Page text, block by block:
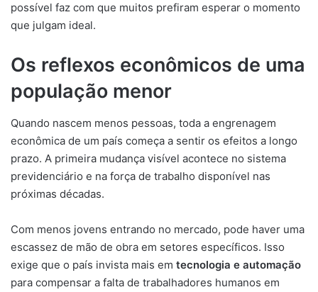
possível faz com que muitos prefiram esperar o momento
que julgam ideal.
Os reflexos econômicos de uma
população menor
Quando nascem menos pessoas, toda a engrenagem
econômica de um país começa a sentir os efeitos a longo
prazo. A primeira mudança visível acontece no sistema
previdenciário e na força de trabalho disponível nas
próximas décadas.
Com menos jovens entrando no mercado, pode haver uma
escassez de mão de obra em setores específicos. Isso
exige que o país invista mais em tecnologia e automação
para compensar a falta de trabalhadores humanos em